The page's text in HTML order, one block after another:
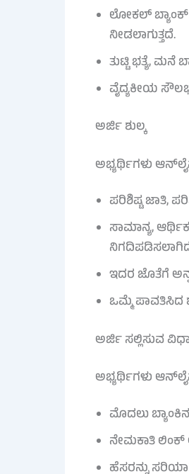
ಲೋಕಲ್ ಬ್ಯಾಂಕ್
ನೀಡಲಾಗುತ್ತದೆ.
ತುಟ್ಟಿ ಭತ್ಯೆ, ಮನೆ
ವೈದ್ಯಕೀಯ
ಅರ್ಜಿ ಶುಲ್ಕ
ಅಭ್ಯರ್ಥಿಗಳು
ಪರಿಶಿಷ್ಟ ಜಾತಿ,
ಸಾಮಾನ್ಯ,
ಇದರ ಜೊತೆಗೆ
ಒಮ್ಮೆ ಪಾವತಿಸಿದ
ಅರ್ಜಿ ಸಲ್ಲಿಸುವ
ಅಭ್ಯರ್ಥಿಗಳು
ಮೊದಲು
ನೇಮಕಾತಿ ಲಿಂಕ್
ಹೆಸರನ್ನು